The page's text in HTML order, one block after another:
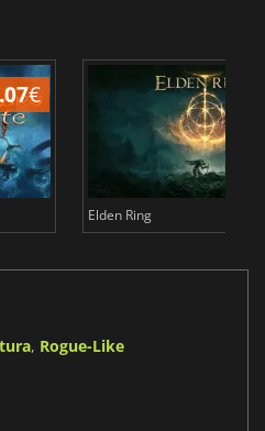
€
Elden Ring
, Rogue-Like